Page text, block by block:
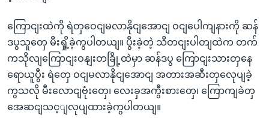
ကြောငျးထဲကို ရဲတှဝေငျမလာနိုငျအောငျ ဝငျပေါကျနားကို ဆန်
ဒပွသူတှေ မီးရှို့ခဲ့ကွပါတယျ။ ပွီးခဲ့တဲ့ သီတငျးပါတျထဲက တက်
ကသိုလျကြောငျးဝနျးတခြို့ထဲမှာ ဆန်ဒပွ ကြောငျးသားတှနေ
ရောယူပွီး ရဲတှေ ဝငျမလာနိုငျအောငျ အတားအဆီးတှလေုပျခဲ့
ကွသလို မီးလောငျဗုံးတှေ၊ လေးခှအကွီးစားတှေ၊ ကြောကျခဲတှ
အေဆငျသင့ျလုပျထားခဲ့ကွပါတယျ။